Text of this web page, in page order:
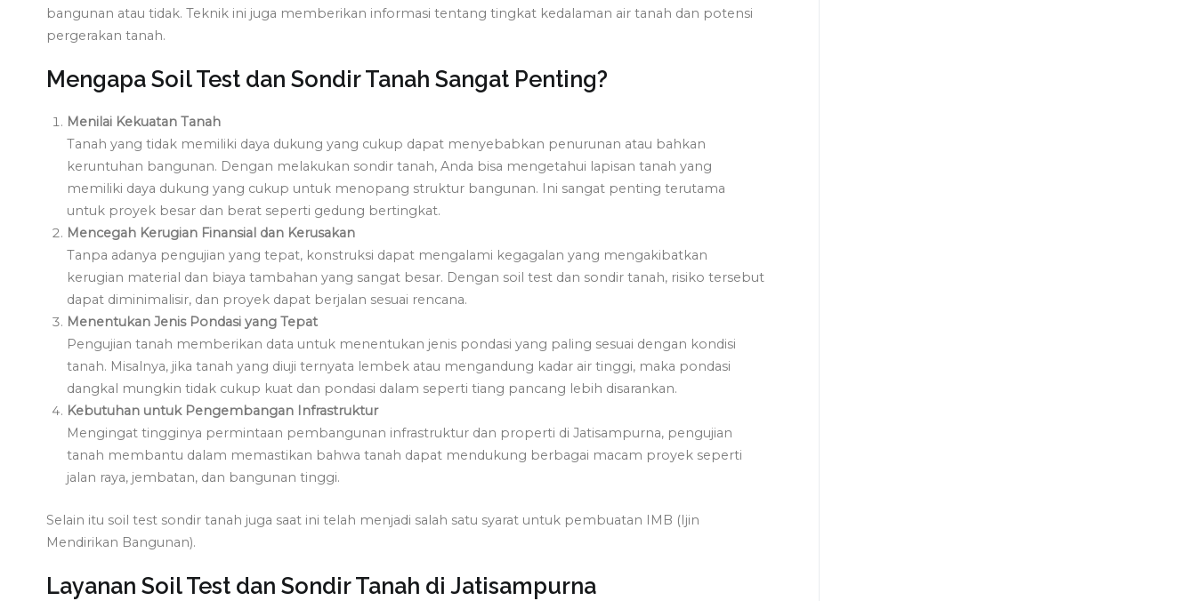
bangunan atau tidak. Teknik ini juga memberikan informasi tentang tingkat kedalaman air tanah dan potensi
pergerakan tanah.
Mengapa Soil Test dan Sondir Tanah Sangat Penting?
Menilai Kekuatan Tanah
Tanah yang tidak memiliki daya dukung yang cukup dapat menyebabkan penurunan atau bahkan
keruntuhan bangunan. Dengan melakukan sondir tanah, Anda bisa mengetahui lapisan tanah yang
memiliki daya dukung yang cukup untuk menopang struktur bangunan. Ini sangat penting terutama
untuk proyek besar dan berat seperti gedung bertingkat.
Mencegah Kerugian Finansial dan Kerusakan
Tanpa adanya pengujian yang tepat, konstruksi dapat mengalami kegagalan yang mengakibatkan
kerugian material dan biaya tambahan yang sangat besar. Dengan soil test dan sondir tanah, risiko tersebut
dapat diminimalisir, dan proyek dapat berjalan sesuai rencana.
Menentukan Jenis Pondasi yang Tepat
Pengujian tanah memberikan data untuk menentukan jenis pondasi yang paling sesuai dengan kondisi
tanah. Misalnya, jika tanah yang diuji ternyata lembek atau mengandung kadar air tinggi, maka pondasi
dangkal mungkin tidak cukup kuat dan pondasi dalam seperti tiang pancang lebih disarankan.
Kebutuhan untuk Pengembangan Infrastruktur
Mengingat tingginya permintaan pembangunan infrastruktur dan properti di Jatisampurna, pengujian
tanah membantu dalam memastikan bahwa tanah dapat mendukung berbagai macam proyek seperti
jalan raya, jembatan, dan bangunan tinggi.
Selain itu soil test sondir tanah juga saat ini telah menjadi salah satu syarat untuk pembuatan IMB (Ijin
Mendirikan Bangunan).
Layanan Soil Test dan Sondir Tanah di Jatisampurna